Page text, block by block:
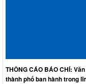
THÔNG CÁO BÁO CHÍ:
thành phố ban hành trong